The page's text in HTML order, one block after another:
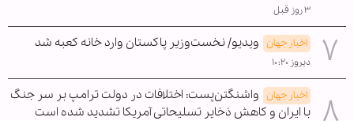
۳ روز قبل
اخبار جهان ویدیو/ نخست‌وزیر پاکستان وارد خانه کعبه شد
دیروز ۱۰:۲۰
اخبار جهان واشنگتن‌پست: اختلافات در دولت ترامپ بر سر جنگ
با ایران و کاهش ذخایر تسلیحاتی آمریکا تشدید شده است